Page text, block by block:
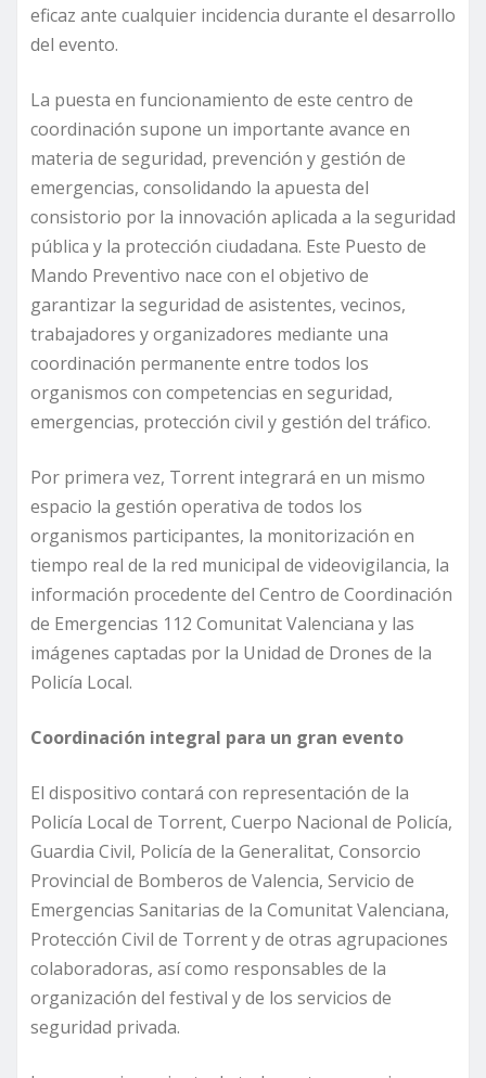
eficaz ante cualquier incidencia durante el desarrollo
del evento.
La puesta en funcionamiento de este centro de
coordinación supone un importante avance en
materia de seguridad, prevención y gestión de
emergencias, consolidando la apuesta del
consistorio por la innovación aplicada a la seguridad
pública y la protección ciudadana. Este Puesto de
Mando Preventivo nace con el objetivo de
garantizar la seguridad de asistentes, vecinos,
trabajadores y organizadores mediante una
coordinación permanente entre todos los
organismos con competencias en seguridad,
emergencias, protección civil y gestión del tráfico.
Por primera vez, Torrent integrará en un mismo
espacio la gestión operativa de todos los
organismos participantes, la monitorización en
tiempo real de la red municipal de videovigilancia, la
información procedente del Centro de Coordinación
de Emergencias 112 Comunitat Valenciana y las
imágenes captadas por la Unidad de Drones de la
Policía Local.
Coordinación integral para un gran evento
El dispositivo contará con representación de la
Policía Local de Torrent, Cuerpo Nacional de Policía,
Guardia Civil, Policía de la Generalitat, Consorcio
Provincial de Bomberos de Valencia, Servicio de
Emergencias Sanitarias de la Comunitat Valenciana,
Protección Civil de Torrent y de otras agrupaciones
colaboradoras, así como responsables de la
organización del festival y de los servicios de
seguridad privada.